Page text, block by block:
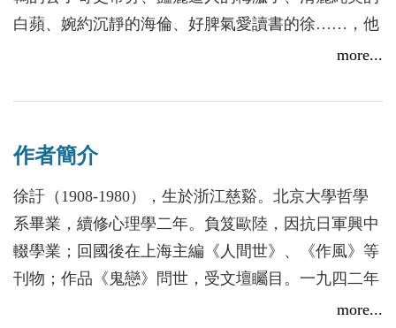
留之間徘徊，最終作出各種自願或不由自主的抉擇。
一九四六年八月，徐訏結束接近兩年間《掃蕩
五○年中離開上海奔赴香港，在這接近四年的歲月
動一時的作品，卻是他整理和再版個人著作的豐收
期，他首先把《風蕭蕭》交給由劉以鬯及其兄長新近
創辦起來的懷正文化社出版，據劉以鬯回憶，該書出
版後，「相當暢銷，不足一年，（從一九四六年十月
一日到一九四七年九月一日），印了三版」 ，其後
白蘋、婉約沉靜的海倫、好脾氣愛讀書的徐……，他
們如何在詭譎多變的大時代底下相聚？男歡女愛，女
家機密？個人的愛情，人生的夢想、國家民族的大
《亞洲周刊》二十世紀中文小說一百強的經典名著！
more...
作者簡介
徐訏（1908-1980），生於浙江慈谿。北京大學哲學
系畢業，續修心理學二年。負笈歐陸，因抗日軍興中
輟學業；回國後在上海主編《人間世》、《作風》等
刊物；作品《鬼戀》問世，受文壇矚目。一九四二年
赴後方，曾執教中央大學（重慶），並發表長篇小說
more...